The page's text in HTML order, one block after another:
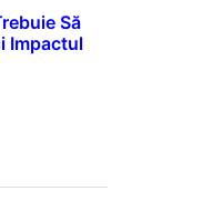
Să
Impactul